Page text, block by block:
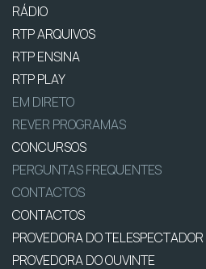
RÁDIO
RTP ARQUIVOS
RTP ENSINA
RTP PLAY
EM DIRETO
REVER PROGRAMAS
CONCURSOS
PERGUNTAS FREQUENTES
CONTACTOS
CONTACTOS
PROVEDORA DO TELESPECTADOR
PROVEDORA DO OUVINTE